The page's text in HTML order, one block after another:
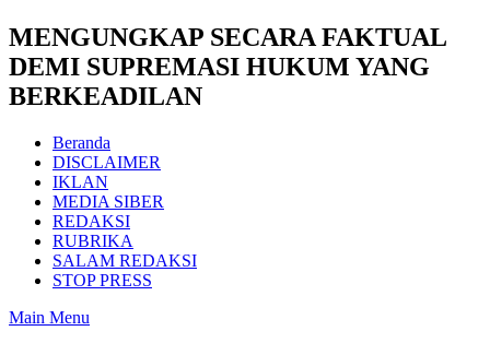
MENGUNGKAP SECARA FAKTUAL
DEMI SUPREMASI HUKUM YANG
BERKEADILAN
Beranda
DISCLAIMER
IKLAN
MEDIA SIBER
REDAKSI
RUBRIKA
SALAM REDAKSI
STOP PRESS
Main Menu